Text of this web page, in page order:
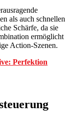
als auch schnellen
Schärfe, da sie
ermöglicht
Action-Szenen.
Perfektion